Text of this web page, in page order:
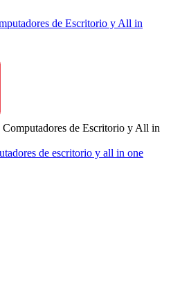
de Escritorio y All in
Computadores de Escritorio y All in
de escritorio y all in one